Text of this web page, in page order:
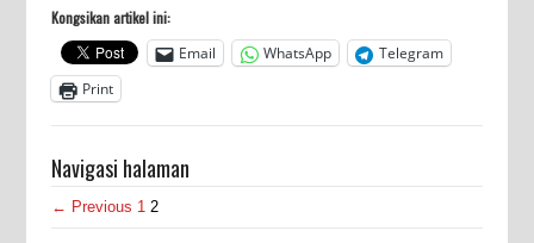
Kongsikan artikel ini:
Email
WhatsApp
Telegram
Print
Navigasi halaman
← Previous 1 2